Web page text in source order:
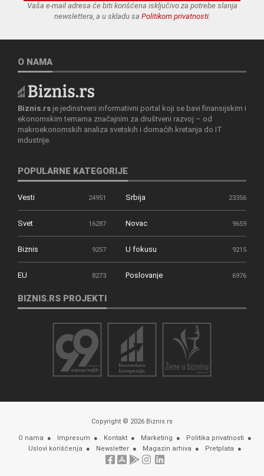
Vaša e-mail adresa će biti korišćena isključivo za potrebe slanja
newslettera, a u skladu sa Politikom privatnosti.
O NAMA
Biznis.rs je jedinstveni informativni portal koji se bavi finansijskim i
ekonomskim temama značajnim za društveni razvoj – od
makroekonomskih analiza svetskih i domaćih kretanja do IT
industrije.
POPULARNE KATEGORIJE
Vesti 24951 Srbija 23356
Svet 16287 Novac 9659
Biznis 9257 U fokusu 9215
EU 8273 Poslovanje 6976
BIZNIS.RS PROJEKTI
Copyright © 2026 Biznis.rs
O nama Impresum Kontakt Marketing
Politika privatnosti
Uslovi korišćenja
Newsletter Magazin arhiva Pretplata